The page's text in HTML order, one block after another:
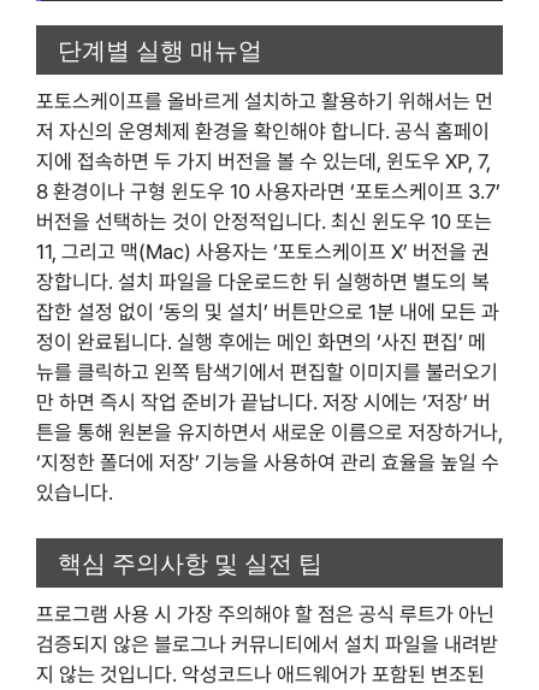
단계별 실행 매뉴얼
포토스케이프를 올바르게 설치하고 활용하기 위해서는 먼
저 자신의 운영체제 환경을 확인해야 합니다. 공식 홈페이
지에 접속하면 두 가지 버전을 볼 수 있는데, 윈도우 XP, 7,
8 환경이나 구형 윈도우 10 사용자라면 ‘포토스케이프 3.7’
버전을 선택하는 것이 안정적입니다. 최신 윈도우 10 또는
11, 그리고 맥(Mac) 사용자는 ‘포토스케이프 X’ 버전을 권
장합니다. 설치 파일을 다운로드한 뒤 실행하면 별도의 복
잡한 설정 없이 ‘동의 및 설치’ 버튼만으로 1분 내에 모든 과
정이 완료됩니다. 실행 후에는 메인 화면의 ‘사진 편집’ 메
뉴를 클릭하고 왼쪽 탐색기에서 편집할 이미지를 불러오기
만 하면 즉시 작업 준비가 끝납니다. 저장 시에는 ‘저장’ 버
튼을 통해 원본을 유지하면서 새로운 이름으로 저장하거나,
‘지정한 폴더에 저장’ 기능을 사용하여 관리 효율을 높일 수
있습니다.
핵심 주의사항 및 실전 팁
프로그램 사용 시 가장 주의해야 할 점은 공식 루트가 아닌
검증되지 않은 블로그나 커뮤니티에서 설치 파일을 내려받
지 않는 것입니다. 악성코드나 애드웨어가 포함된 변조된